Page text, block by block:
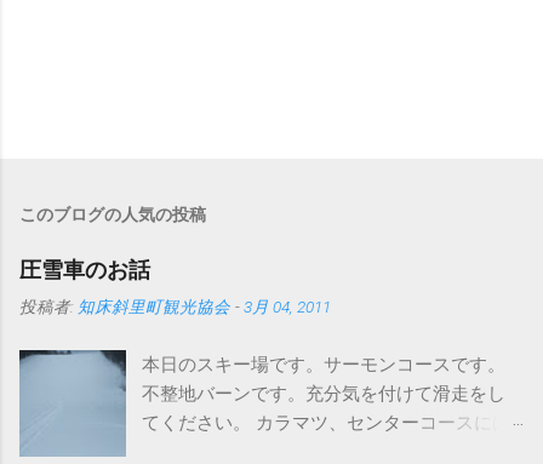
このブログの人気の投稿
圧雪車のお話
投稿者: 知床斜里町観光協会 -3月 04, 2011
本日のスキー場です。サーモンコースです。
不整地バーンです。充分気を付けて滑走をし
てください。 カラマツ、センターコースには